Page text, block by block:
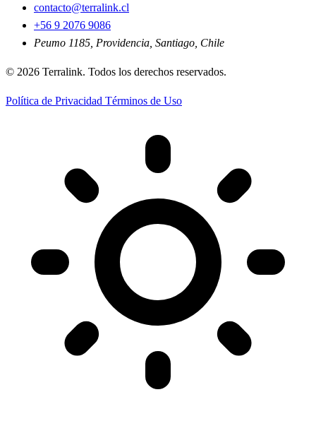
contacto@terralink.cl
+56 9 2076 9086
Peumo 1185, Providencia, Santiago, Chile
© 2026 Terralink. Todos los derechos reservados.
Política de Privacidad Términos de Uso